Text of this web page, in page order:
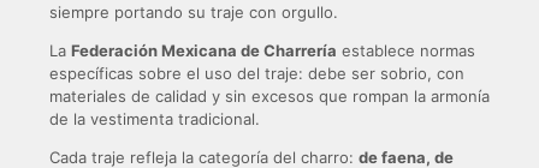
siempre portando su traje con orgullo.
La Federación Mexicana de Charrería establece normas
específicas sobre el uso del traje: debe ser sobrio, con
materiales de calidad y sin excesos que rompan la armonía
de la vestimenta tradicional.
Cada traje refleja la categoría del charro: de faena, de